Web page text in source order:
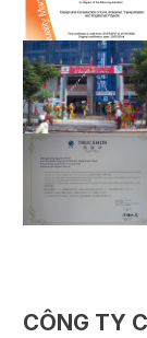
CÔNG TY